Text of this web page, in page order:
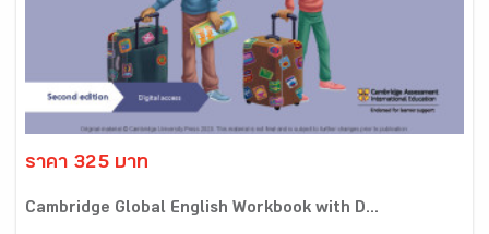
ราคา 325 บาท
Cambridge Global English Workbook with D...